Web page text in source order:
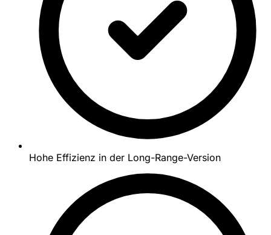
Hohe Effizienz in der Long-Range-Version